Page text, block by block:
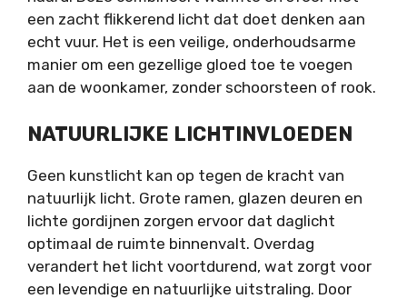
een zacht flikkerend licht dat doet denken aan
echt vuur. Het is een veilige, onderhoudsarme
manier om een gezellige gloed toe te voegen
aan de woonkamer, zonder schoorsteen of rook.
NATUURLIJKE LICHTINVLOEDEN
Geen kunstlicht kan op tegen de kracht van
natuurlijk licht. Grote ramen, glazen deuren en
lichte gordijnen zorgen ervoor dat daglicht
optimaal de ruimte binnenvalt. Overdag
verandert het licht voortdurend, wat zorgt voor
een levendige en natuurlijke uitstraling. Door